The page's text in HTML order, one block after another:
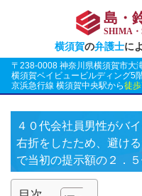
島・
SHIMA
横須賀の弁護士に
〒238-0008 神奈川県横須賀市大
横須賀ベイビュービルディング5
京浜急行線 横須賀中央駅から徒
４０代会社員男性がバ
右折をしたため、避け
で当初の提示額の２．